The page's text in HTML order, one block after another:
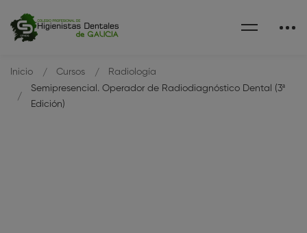
Inicio Cursos
Radiología
Semipresencial. Operador de Radiodiagnóstico Dental (3ª
Edición)